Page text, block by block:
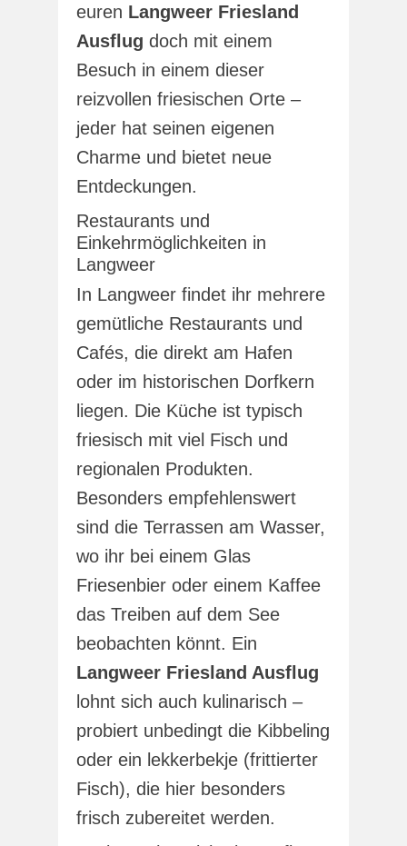
euren Langweer Friesland
Ausflug doch mit einem
Besuch in einem dieser
reizvollen friesischen Orte –
jeder hat seinen eigenen
Charme und bietet neue
Entdeckungen.
Restaurants und
Einkehrmöglichkeiten in
Langweer
In Langweer findet ihr mehrere
gemütliche Restaurants und
Cafés, die direkt am Hafen
oder im historischen Dorfkern
liegen. Die Küche ist typisch
friesisch mit viel Fisch und
regionalen Produkten.
Besonders empfehlenswert
sind die Terrassen am Wasser,
wo ihr bei einem Glas
Friesenbier oder einem Kaffee
das Treiben auf dem See
beobachten könnt. Ein
Langweer Friesland Ausflug
lohnt sich auch kulinarisch –
probiert unbedingt die Kibbeling
oder ein lekkerbekje (frittierter
Fisch), die hier besonders
frisch zubereitet werden.